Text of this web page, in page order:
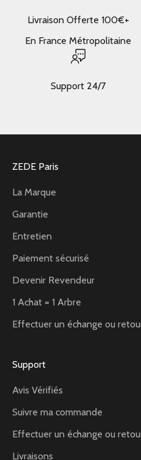
Livraison Offerte 100€+
En France Métropolitaine
Support 24/7
ZEDE Paris
La Marque
Garantie
Entretien
Paiement sécurisé
Devenir Revendeur
1 Achat = 1 Arbre
Effectuer un échange ou
Support
Avis Vérifiés
Suivre ma commande
Effectuer un échange ou
Livraisons